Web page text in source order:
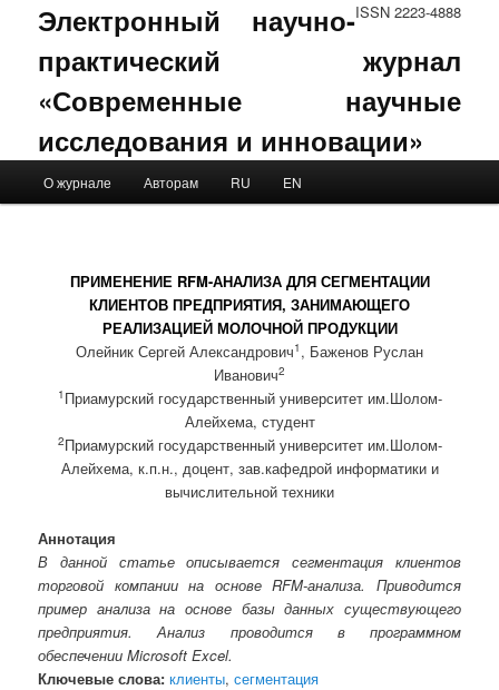
ISSN 2223-4888
Электронный научно-
практический журнал
«Современные научные
исследования и инновации»
Skip to primary content
Skip to secondary content
О журнале Авторам RU EN
ПРИМЕНЕНИЕ RFM-АНАЛИЗА ДЛЯ СЕГМЕНТАЦИИ
КЛИЕНТОВ ПРЕДПРИЯТИЯ, ЗАНИМАЮЩЕГО
РЕАЛИЗАЦИЕЙ МОЛОЧНОЙ ПРОДУКЦИИ
Олейник Сергей Александрович1 , Баженов Руслан
Иванович2
1 Приамурский государственный университет им.Шолом-
Алейхема, студент
2Приамурский государственный университет им.Шолом-
Алейхема, к.п.н., доцент, зав.кафедрой информатики и
вычислительной техники
Аннотация
В данной статье описывается сегментация клиентов
торговой компании на основе RFM-анализа. Приводится
пример анализа на основе базы данных существующего
предприятия. Анализ проводится в программном
обеспечении Microsoft Excel.
Ключевые слова: клиенты,сегментация